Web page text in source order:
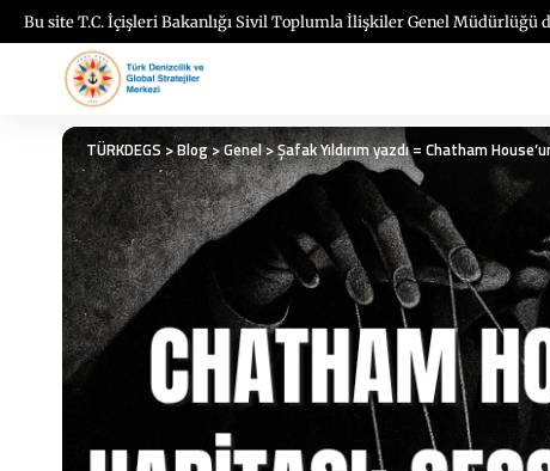
Bu site T.C. İçişleri Bakanlığı Sivil Toplumla İlişkiler Genel Müdürlüğü
TÜRKDEGS >Blog>Genel>Şafak Yıldırım yazdı = Chatham